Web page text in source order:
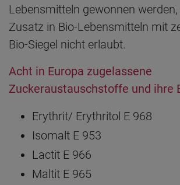
Lebensmitteln gewonnen
Zusatz in Bio-Lebensmitteln mit
Bio-Siegel nicht erlaubt.
Acht in Europa zugelassene
Zuckeraustauschstoffe und ihre
Erythrit/ Erythritol E 968
Isomalt E 953
Lactit E 966
Maltit E 965